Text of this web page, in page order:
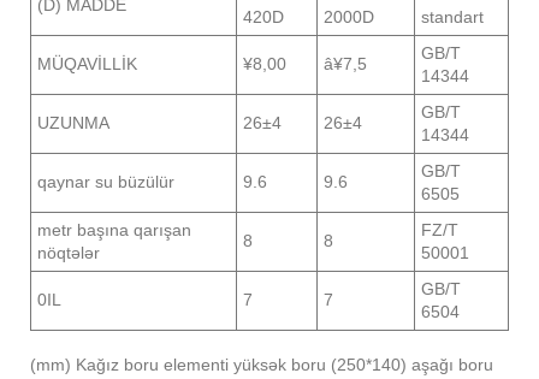
(D) MADDE
420D
2000D
standart
MÜQAVİLLİK ¥8,00 â¥7,5
GB/T
14344
UZUNMA 26±4 26±4
GB/T
14344
qaynar su büzülür 9.6 9.6
GB/T
6505
metr başına qarışan
nöqtələr
8 8
FZ/T
50001
0IL 7 7
GB/T
6504
(mm) Kağız boru elementi yüksək boru (250*140) aşağı boru